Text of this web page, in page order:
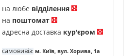
на любе відділення
на поштомат
адресна доставка кур'єром
самовивіз: м. Київ, вул. Хорива, 1а